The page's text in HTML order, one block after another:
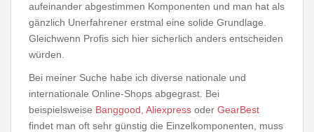
aufeinander abgestimmen Komponenten und man hat als
gänzlich Unerfahrener erstmal eine solide Grundlage.
Gleichwenn Profis sich hier sicherlich anders entscheiden
würden.
Bei meiner Suche habe ich diverse nationale und
internationale Online-Shops abgegrast. Bei
beispielsweise Banggood, Aliexpress oder GearBest
findet man oft sehr günstig die Einzelkomponenten, muss